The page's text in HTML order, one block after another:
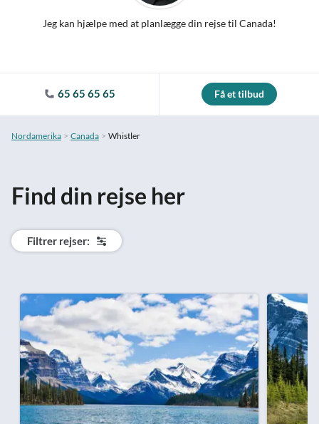
Jeg kan hjælpe med at planlægge din rejse til Canada!
65 65 65 65 Få et tilbud
Nordamerika Canada Whistler
Find din rejse her
Filtrer rejser: